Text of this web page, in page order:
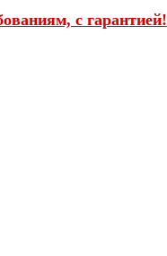
с гарантией!